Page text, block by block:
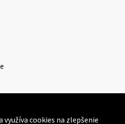
cookies na zlepšenie